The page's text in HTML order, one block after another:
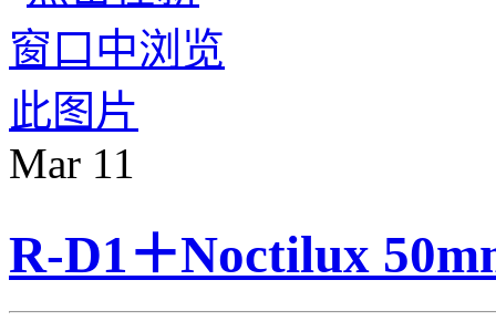
Mar 11
R-D1＋Noctilux